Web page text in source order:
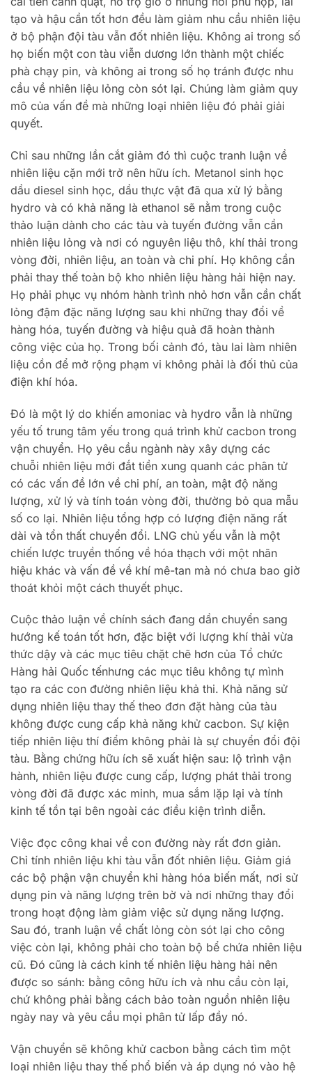
tạo và hậu cần tốt hơn đều làm giảm nhu cầu nhiên liệu
ở bộ phận đội tàu vẫn đốt nhiên liệu. Không ai trong số
họ biến một con tàu viễn dương lớn thành một chiếc
phà chạy pin, và không ai trong số họ tránh được nhu
cầu về nhiên liệu lỏng còn sót lại. Chúng làm giảm quy
mô của vấn đề mà những loại nhiên liệu đó phải giải
quyết.
Chỉ sau những lần cắt giảm đó thì cuộc tranh luận về
nhiên liệu cặn mới trở nên hữu ích. Metanol sinh học
dầu diesel sinh học, dầu thực vật đã qua xử lý bằng
hydro và có khả năng là ethanol sẽ nằm trong cuộc
thảo luận dành cho các tàu và tuyến đường vẫn cần
nhiên liệu lỏng và nơi có nguyên liệu thô, khí thải trong
vòng đời, nhiên liệu, an toàn và chi phí. Họ không cần
phải thay thế toàn bộ kho nhiên liệu hàng hải hiện nay.
Họ phải phục vụ nhóm hành trình nhỏ hơn vẫn cần chất
lỏng đậm đặc năng lượng sau khi những thay đổi về
hàng hóa, tuyến đường và hiệu quả đã hoàn thành
công việc của họ. Trong bối cảnh đó, tàu lai làm nhiên
liệu cồn để mở rộng phạm vi không phải là đối thủ của
điện khí hóa.
Đó là một lý do khiến amoniac và hydro vẫn là những
yếu tố trung tâm yếu trong quá trình khử cacbon trong
vận chuyển. Họ yêu cầu ngành này xây dựng các
chuỗi nhiên liệu mới đắt tiền xung quanh các phân tử
có các vấn đề lớn về chi phí, an toàn, mật độ năng
lượng, xử lý và tính toán vòng đời, thường bỏ qua mẫu
số co lại. Nhiên liệu tổng hợp có lượng điện năng rất
dài và tổn thất chuyển đổi. LNG chủ yếu vẫn là một
chiến lược truyền thống về hóa thạch với một nhãn
hiệu khác và vấn đề về khí mê-tan mà nó chưa bao giờ
thoát khỏi một cách thuyết phục.
Cuộc thảo luận về chính sách đang dần chuyển sang
hướng kế toán tốt hơn, đặc biệt với lượng khí thải vừa
thức dậy và các mục tiêu chặt chẽ hơn của Tổ chức
Hàng hải Quốc tếnhưng các mục tiêu không tự mình
tạo ra các con đường nhiên liệu khả thi. Khả năng sử
dụng nhiên liệu thay thế theo đơn đặt hàng của tàu
không được cung cấp khả năng khử cacbon. Sự kiện
tiếp nhiên liệu thí điểm không phải là sự chuyển đổi đội
tàu. Bằng chứng hữu ích sẽ xuất hiện sau: lộ trình vận
hành, nhiên liệu được cung cấp, lượng phát thải trong
vòng đời đã được xác minh, mua sắm lặp lại và tính
kinh tế tồn tại bên ngoài các điều kiện trình diễn.
Việc đọc công khai về con đường này rất đơn giản.
Chỉ tính nhiên liệu khi tàu vẫn đốt nhiên liệu. Giảm giá
các bộ phận vận chuyển khi hàng hóa biến mất, nơi sử
dụng pin và năng lượng trên bờ và nơi những thay đổi
trong hoạt động làm giảm việc sử dụng năng lượng.
Sau đó, tranh luận về chất lỏng còn sót lại cho công
việc còn lại, không phải cho toàn bộ bể chứa nhiên liệu
cũ. Đó cũng là cách kinh tế nhiên liệu hàng hải nên
được so sánh: bằng công hữu ích và nhu cầu còn lại,
chứ không phải bằng cách bảo toàn nguồn nhiên liệu
ngày nay và yêu cầu mọi phân tử lấp đầy nó.
Vận chuyển sẽ không khử cacbon bằng cách tìm một
loại nhiên liệu thay thế phổ biến và áp dụng nó vào hệ